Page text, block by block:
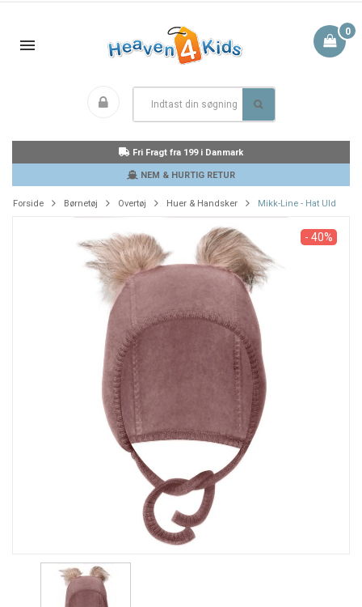
0
Fri Fragt fra 199 i Danmark
NEM & HURTIG RETUR
Forside Børnetøj Overtøj Huer & Handsker Mikk-Line - Hat Uld
- 40%